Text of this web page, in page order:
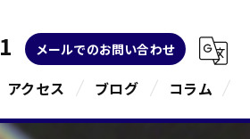
メールでのお問い合わせ
アクセス ブログ コラム